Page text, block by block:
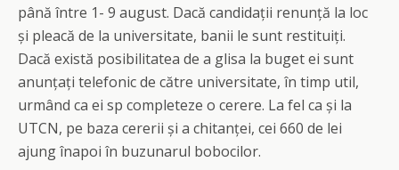
până între 1- 9 august. Dacă candidații renunță la loc
și pleacă de la universitate, banii le sunt restituiți.
Dacă există posibilitatea de a glisa la buget ei sunt
anunțați telefonic de către universitate, în timp util,
urmând ca ei sp completeze o cerere. La fel ca și la
UTCN, pe baza cererii și a chitanței, cei 660 de lei
ajung înapoi în buzunarul bobocilor.